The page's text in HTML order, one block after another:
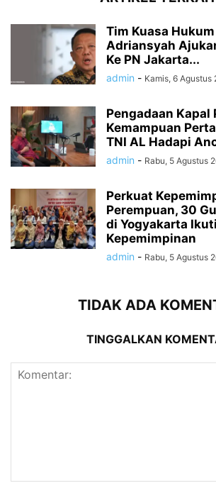
Tim Kuasa
Adriansyah
Ke PN Jakarta...
admin - Kamis, 6 Agustus
Pengadaan Kapal
Kemampuan
TNI AL Hadapi
admin - Rabu, 5 Agustus
Perkuat
Perempuan, 30
di Yogyakarta
Kepemimpinan
admin - Rabu, 5 Agustus
TIDAK ADA
TINGGALKAN